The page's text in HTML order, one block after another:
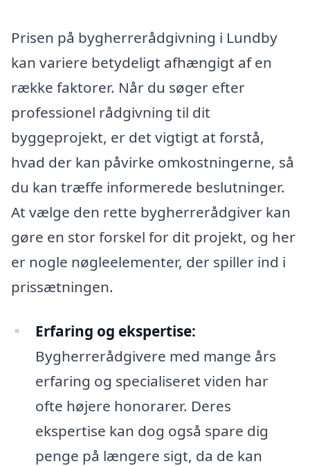
Prisen på bygherrerådgivning i Lundby
kan variere betydeligt afhængigt af en
række faktorer. Når du søger efter
professionel rådgivning til dit
byggeprojekt, er det vigtigt at forstå,
hvad der kan påvirke omkostningerne, så
du kan træffe informerede beslutninger.
At vælge den rette bygherrerådgiver kan
gøre en stor forskel for dit projekt, og her
er nogle nøgleelementer, der spiller ind i
prissætningen.
Erfaring og ekspertise:
Bygherrerådgivere med mange års
erfaring og specialiseret viden har
ofte højere honorarer. Deres
ekspertise kan dog også spare dig
penge på længere sigt, da de kan